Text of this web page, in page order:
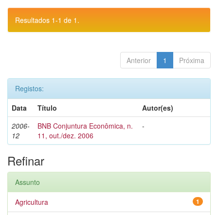
Resultados 1-1 de 1.
Anterior 1 Próxima
Registos:
Data
Título
Autor(es)
2006-
12
BNB Conjuntura Econômica, n.
11, out./dez. 2006
-
Refinar
Assunto
1
Agricultura